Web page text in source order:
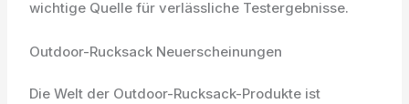
wichtige Quelle für verlässliche Testergebnisse.
Outdoor-Rucksack Neuerscheinungen
Die Welt der Outdoor-Rucksack-Produkte ist